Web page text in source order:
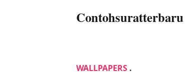
Contohsuratterbaru
WALLPAPERS .